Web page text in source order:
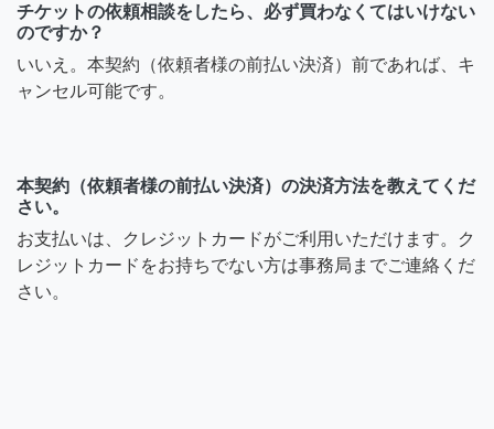
チケットの依頼相談をしたら、必ず買わなくてはいけない
のですか？
いいえ。本契約（依頼者様の前払い決済）前であれば、キ
ャンセル可能です。
本契約（依頼者様の前払い決済）の決済方法を教えてくだ
さい。
お支払いは、クレジットカードがご利用いただけます。ク
レジットカードをお持ちでない方は事務局までご連絡くだ
さい。